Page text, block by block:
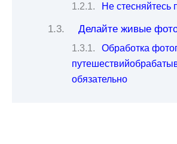
Не стесняйтесь
Делайте живые
Обработка
обязательно